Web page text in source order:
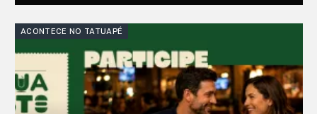
ACONTECE NO TATUAPÉ